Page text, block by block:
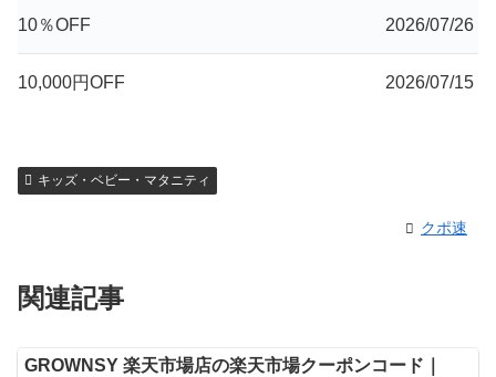
10％OFF 2026/07/26
10,000円OFF 2026/07/15
キッズ・ベビー・マタニティ
クポ速
関連記事
GROWNSY 楽天市場店の楽天市場クーポンコード｜